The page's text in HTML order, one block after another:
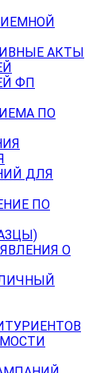
АКТЫ
ФП
ПО
ДЛЯ
ПО
О
ЛИЧНЫЙ